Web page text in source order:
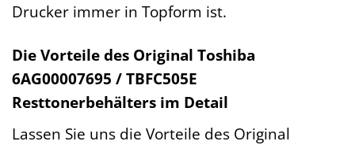
Drucker immer in Topform ist.
Die Vorteile des Original Toshiba
6AG00007695 / TBFC505E
Resttonerbehälters im Detail
Lassen Sie uns die Vorteile des Original